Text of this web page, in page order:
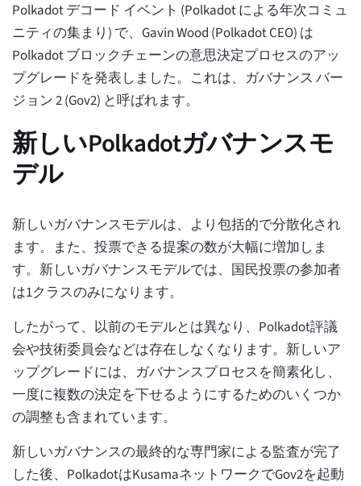
Polkadot デコード イベント (Polkadot による年次コミュ
ニティの集まり) で、Gavin Wood (Polkadot CEO) は
Polkadot ブロックチェーンの意思決定プロセスのアッ
プグレードを発表しました。これは、ガバナンス バー
ジョン 2 (Gov2) と呼ばれます。
新しいPolkadotガバナンスモ
デル
新しいガバナンスモデルは、より包括的で分散化され
ます。また、投票できる提案の数が大幅に増加しま
す。新しいガバナンスモデルでは、国民投票の参加者
は1クラスのみになります。
したがって、以前のモデルとは異なり、Polkadot評議
会や技術委員会などは存在しなくなります。新しいア
ップグレードには、ガバナンスプロセスを簡素化し、
一度に複数の決定を下せるようにするためのいくつか
の調整も含まれています。
新しいガバナンスの最終的な専門家による監査が完了
した後、PolkadotはKusamaネットワークでGov2を起動